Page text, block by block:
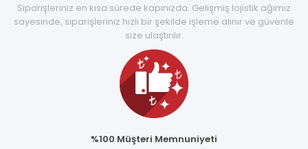
Siparişleriniz en kısa sürede kapınızda. Gelişmiş lojistik ağımız
sayesinde, siparişleriniz hızlı bir şekilde işleme alınır ve güvenle
size ulaştırılır.
%100 Müşteri Memnuniyeti